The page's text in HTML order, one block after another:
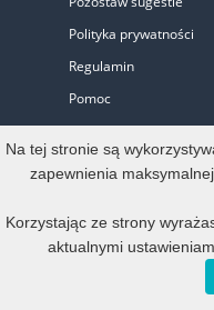
Polityka prywatności
Regulamin
Pomoc
Biuro Prasowe
Oferta
Na tej stronie są
zapewnienia
Korzystając ze strony
aktualnymi